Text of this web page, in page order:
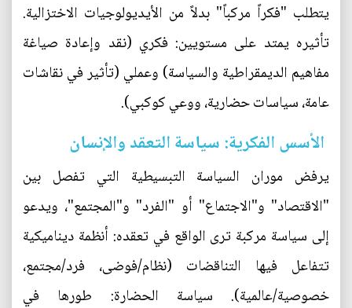
يتطلب "فكراً مركباً" بدلاً من الأيديولوجيات الاختزالية.
تأثيره يمتد على مستويين: فكري (نقد وإعادة صياغة
مفاهيم الديمقراطية والسياسة) وعملي (تأثير في نقاشات
عامة، سياسات حضارية، ووعي كوكبي).
الأسس الفكرية: سياسة التعقد والإنسان
يرفض موران السياسة التبسيطية التي تفصل بين
"الاقتصاد" و"الاجتماع" أو "الفرد" و"المجتمع"، ويدعو
إلى سياسة مركبة ترى الواقع في تعقده: أنظمة ديناميكية
تتفاعل فيها التناقضات (نظام/فوضى، فرد/مجتمع،
خصوصية/عالمية). سياسة الحضارة: طورها في